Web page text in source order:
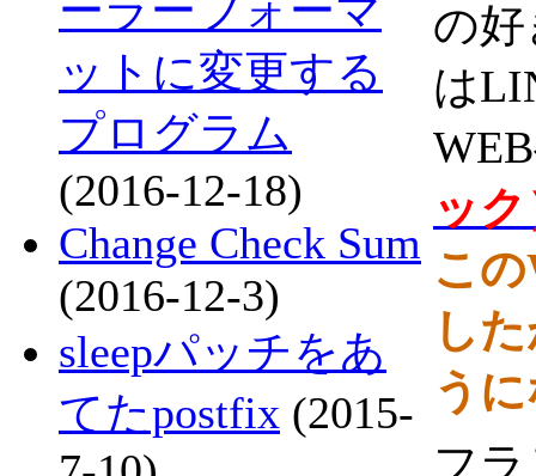
ーラーフォーマ
ットに変更する
プログラム
(2016-12-18)
Change Check Sum
(2016-12-3)
sleepパッチをあ
てたpostfix (2015-
の
は
ッ
こ
し
う
フ